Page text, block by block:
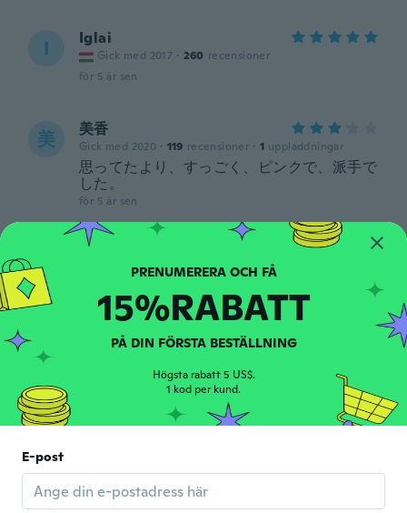
I Iglai
Gick med 2017 · 260 recensioner
för 5 år sen
美 美香
Gick med 2020 · 119 recensioner · 1 uppladdningar
思ってたより、すっごく、ピンクで、派手で
した。
för 5 år sen
M Gick med 2020 · 353 recensioner ·
I Ingrida
O Gick med 2020 · 7 recensioner
för 5 år sen
PRENUMERERA OCH FÅ
15%RABATT
PÅ DIN FÖRSTA BESTÄLLNING
Högsta rabatt 5 US$.
1 kod per kund.
E-post